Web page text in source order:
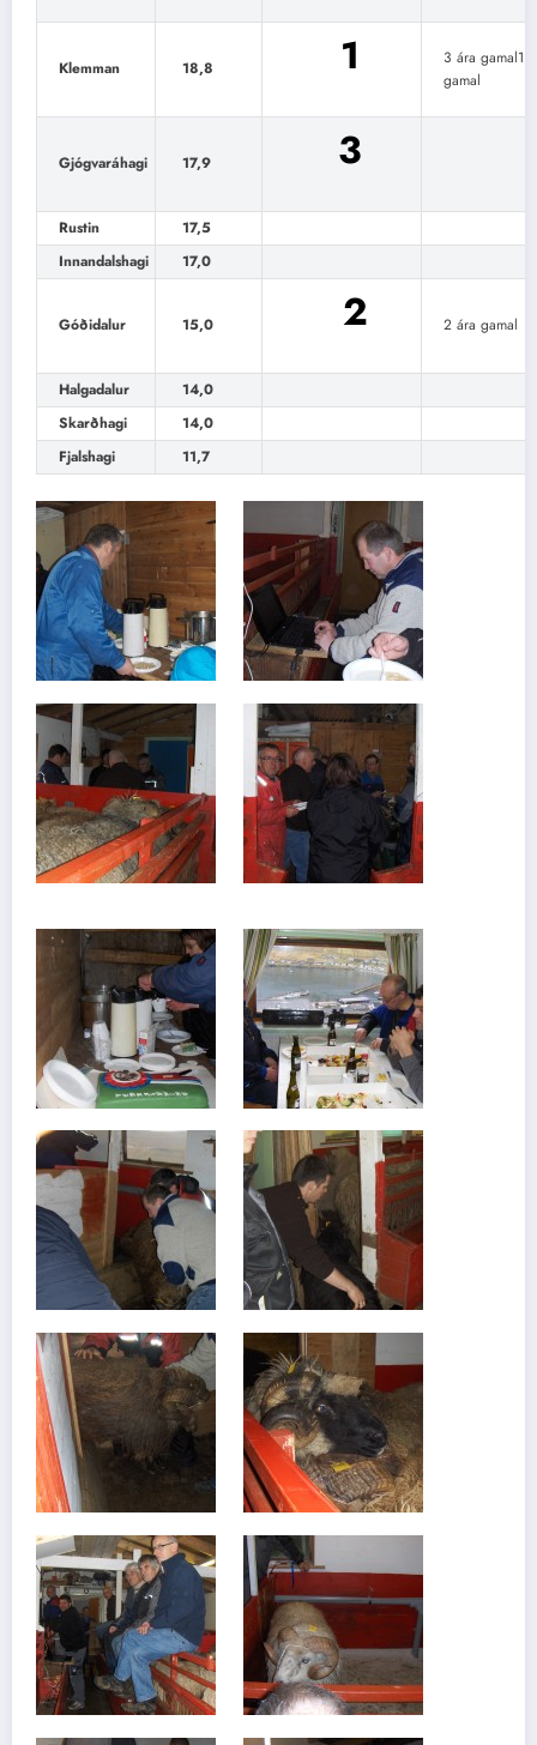
Klemman 18,8 1
3 ára gamal1
gamal
Gjógvaráhagi 17,9 3
Rustin
17,5
Innandalshagi
17,0
Góðidalur 15,0 2 2 ára gamal
Halgadalur
14,0
Skarðhagi
14,0
Fjalshagi
11,7